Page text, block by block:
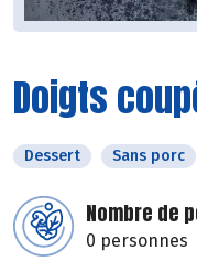
Doigts
Dessert Sans porc
Nombre de
0 personnes